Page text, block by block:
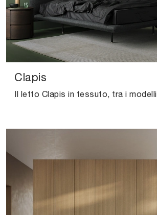
Clapis